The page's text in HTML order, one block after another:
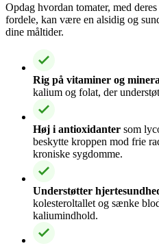
Opdag hvordan tomater, med
fordele, kan være en alsidig og
dine måltider.
Rig på vitaminer og
kalium og folat, der
Høj i antioxidanter som
beskytte kroppen mod frie
kroniske sygdomme.
Understøtter
kolesteroltallet og sænke
kaliumindhold.